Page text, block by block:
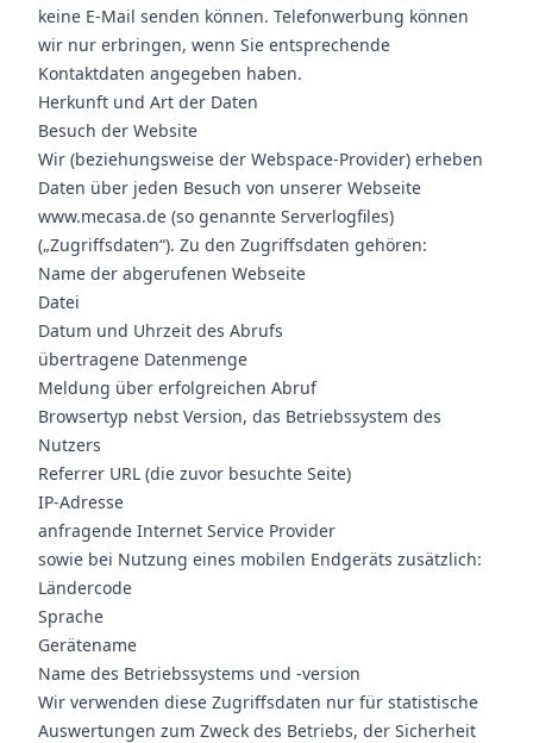
keine E-Mail senden können. Telefonwerbung können
wir nur erbringen, wenn Sie entsprechende
Kontaktdaten angegeben haben.
Herkunft und Art der Daten
Besuch der Website
Wir (beziehungsweise der Webspace-Provider) erheben
Daten über jeden Besuch von unserer Webseite
www.mecasa.de (so genannte Serverlogfiles)
(„Zugriffsdaten“). Zu den Zugriffsdaten gehören:
Name der abgerufenen Webseite
Datei
Datum und Uhrzeit des Abrufs
übertragene Datenmenge
Meldung über erfolgreichen Abruf
Browsertyp nebst Version, das Betriebssystem des
Nutzers
Referrer URL (die zuvor besuchte Seite)
IP-Adresse
anfragende Internet Service Provider
sowie bei Nutzung eines mobilen Endgeräts zusätzlich:
Ländercode
Sprache
Gerätename
Name des Betriebssystems und -version
Wir verwenden diese Zugriffsdaten nur für statistische
Auswertungen zum Zweck des Betriebs, der Sicherheit